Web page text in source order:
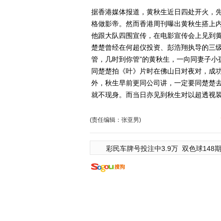
据香港媒体报道，黄秋生近日四处开火，
格做影帝。然而香港周刊曝出黄秋生搭上
他跟大队四围宣传，在电影宣传会上见到
楚楚曾经在何超仪投资、彭浩翔执导的三
管，几时到你管”的黄秋生，一向同妻子
同楚楚拍《叶》片时在佛山日对夜对，成
外，秋生早前更同公司讲，一定要同楚楚
就不现身。而当日亦见到秋生对以超透视
(责任编辑：张亚男)
彩民车牌号投注中3.9万 双色球148